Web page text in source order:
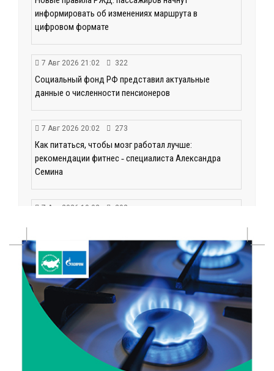
информировать об изменениях маршрута в
цифровом формате
7 Авг 2026 21:02 322
Социальный фонд РФ представил актуальные
данные о численности пенсионеров
7 Авг 2026 20:02 273
Как питаться, чтобы мозг работал лучше:
рекомендации фитнес ‑ специалиста Александра
Семина
7 Авг 2026 19:02 292
область запускает масштабный экопроект
7 Авг 2026 18:52 593
В Ржеве чествовали работников строительной
отрасли
7 Авг 2026 18:10 181
Зарядка со стражем порядка объединила детей в